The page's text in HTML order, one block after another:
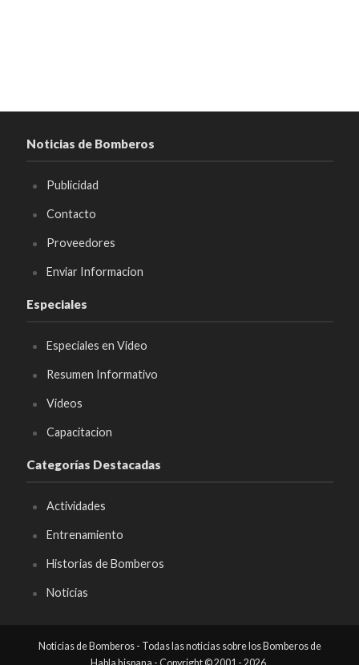
Noticias de Bomberos
Publicidad
Contacto
Proveedores
Enviar Informacion
Especiales
Especiales en Video
Resumen Informativo
Videos
Capacitacion
Categorías Destacadas
Actividades
Entrenamiento
Historias de Bomberos
Noticias
Noticias de Bomberos - Todas las noticias sobre los Bomberos de